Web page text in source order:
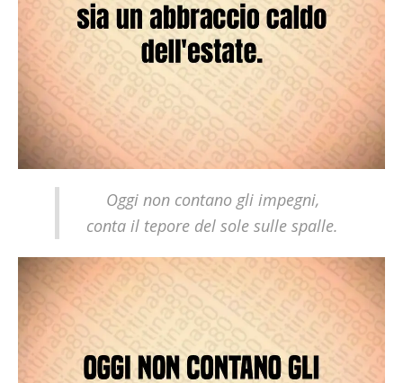
Oggi non contano gli impegni,
conta il tepore del sole sulle spalle.